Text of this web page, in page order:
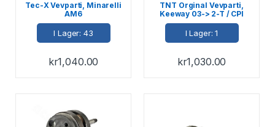
Tec-X Vevparti, Minarelli
AM6
I Lager: 43
kr1,040.00
TNT Orginal Vevparti,
Keeway 03-> 2-T / CPI
03-> 2-T
I Lager: 1
kr1,030.00